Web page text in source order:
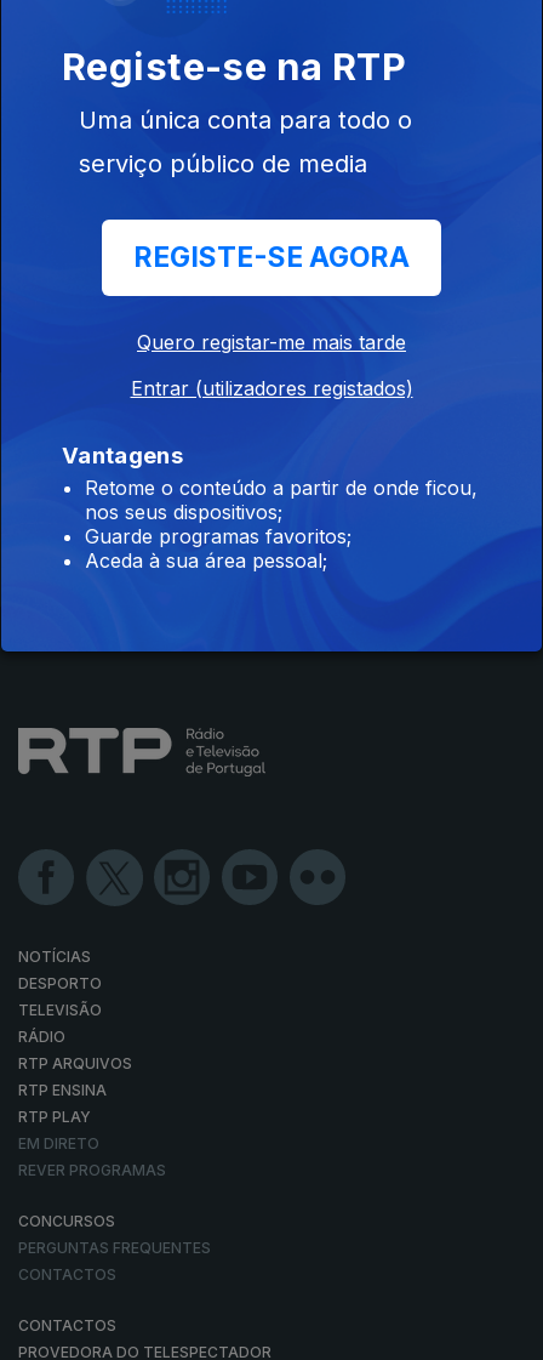
Disponível para iOS, Android, Apple TV, Android TV e
CarPlay
NOTÍCIAS
DESPORTO
TELEVISÃO
RÁDIO
RTP ARQUIVOS
RTP ENSINA
RTP PLAY
EM DIRETO
REVER PROGRAMAS
CONCURSOS
PERGUNTAS FREQUENTES
CONTACTOS
CONTACTOS
PROVEDORA DO TELESPECTADOR
Registe-se na RTP
Uma única conta para todo o
serviço público de media
REGISTE-SE AGORA
Quero registar-me mais tarde
Entrar (utilizadores registados)
Vantagens
Retome o conteúdo a partir de onde ficou,
nos seus dispositivos;
Guarde programas favoritos;
Aceda à sua área pessoal;